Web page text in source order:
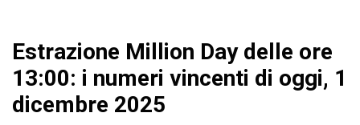
Estrazione Million Day delle ore
13:00: i numeri vincenti di oggi, 1
dicembre 2025